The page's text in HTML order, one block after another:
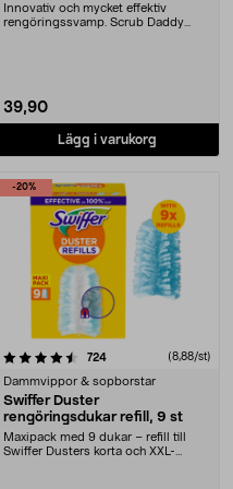
Innovativ och mycket effektiv
rengöringssvamp. Scrub Daddy
39,90
Lägg i varukorg
-20%
724recensioner (8,88/st)
Dammvippor & sopborstar
Swiffer Duster
rengöringsdukar refill, 9 st
Maxipack med 9 dukar – refill till
Swiffer Dusters korta och XXL-